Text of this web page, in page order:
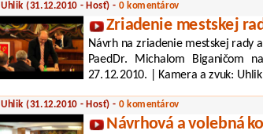
Uhlik (31.12.2010 - Hosť) - 0 komentárov
Zriadenie mestskej
Návrh na zriadenie mestskej rady
PaedDr. Michalom Biganičom
27.12.2010. | Kamera a zvuk: Uhlik
Uhlik (31.12.2010 - Hosť) - 0 komentárov
Návrhová a volebná